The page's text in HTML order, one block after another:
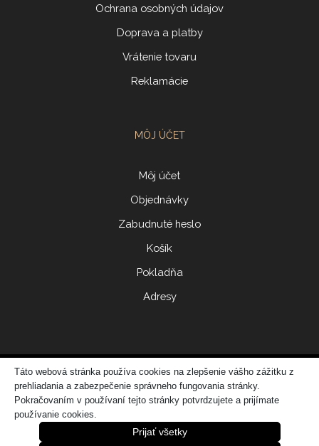
Ochrana osobných údajov
Doprava a platby
Vrátenie tovaru
Reklamácie
MÔJ ÚČET
Môj účet
Objednávky
Zabudnuté heslo
Košík
Pokladňa
Adresy
© 2017 ERIDONNA
Zo
vytvorila spoločnosť DATATIME – web dizajn, grafika, IT riešenia
Táto webová stránka používa cookies na zlepšenie vášho zážitku z
prehliadania a zabezpečenie správneho fungovania stránky.
Pokračovaním v používaní tejto stránky potvrdzujete a prijímate
používanie cookies.
Prijať všetky